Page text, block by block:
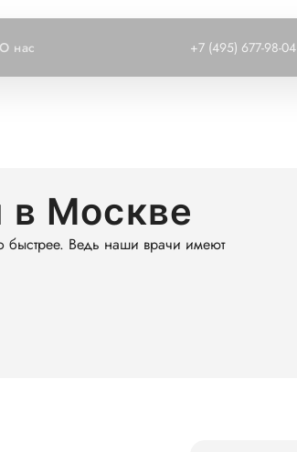
О нас +7 (495) 677-98-04
в Москве
быстрее. Ведь наши врачи имеют